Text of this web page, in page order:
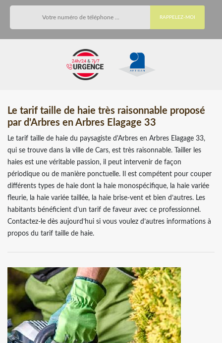
Le tarif taille de haie très raisonnable proposé
par d'Arbres en Arbres Elagage 33
Le tarif taille de haie du paysagiste d'Arbres en Arbres Elagage 33,
qui se trouve dans la ville de Cars, est très raisonnable. Tailler les
haies est une véritable passion, il peut intervenir de façon
périodique ou de manière ponctuelle. Il est compétent pour couper
différents types de haie dont la haie monospécifique, la haie variée
fleurie, la haie variée taillée, la haie brise-vent et bien d’autres. Les
habitants bénéficient d’un tarif de faveur avec ce professionnel.
Contactez-le dès aujourd’hui si vous voulez d’autres informations à
propos du tarif taille de haie.